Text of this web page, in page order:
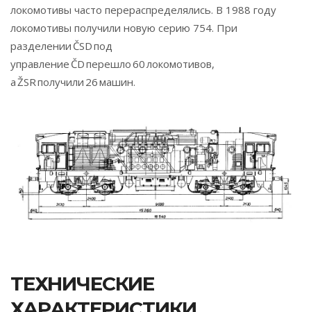
локомотивы часто перераспределялись. В 1988 году
локомотивы получили новую серию 754. При
разделении ČSD под
управление ČD перешло 60 локомотивов,
а ŽSR получили 26 машин.
ТЕХНИЧЕСКИЕ